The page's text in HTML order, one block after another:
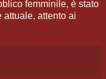
femminile, è stato
attuale, attento ai